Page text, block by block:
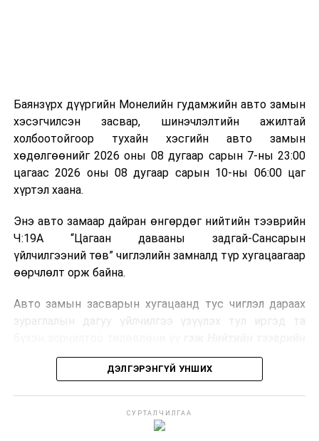
болон дулааны эрчим хүч үйлдвэрлэхэд ашиглаж
болдог. Зарим технологийн хувьд шаталтын дараа
үлдэх үнснээс фосфор зэрэг ашигт эрдсийг сэргээн
авах боломжтой аж.
Япон, Герман, Швейцар, Нидерланд, Өмнөд Солонгос
зэрэг улс лаг хатаах, шатаах технологийг ашиглаж
байна. Тухайлбал, Германд лаг шатаах үйлдвэрээс
гарсан үнснээс фосфор сэргээн авах технологи
ашигладаг бол Нидерландад төвлөрсөн лаг
боловсруулах үйлдвэрүүдээр дулаан, цахилгаан
Ийнхүү лаг хатаах, шатаах технологийг лагийн
улсад өргөн ашиглаж байна.
Баянзүрх дүүргийн Монелийн гудамжийн авто замын
хэсэгчилсэн засвар, шинэчлэлтийн ажилтай
холбоотойгоор тухайн хэсгийн авто замын
хөдөлгөөнийг 2026 оны 08 дугаар сарын 7-ны 23:00
цагаас 2026 оны 08 дугаар сарын 10-ны 06:00 цаг
хүртэл хаана.
Энэ авто замаар дайран өнгөрдөг нийтийн тээврийн
Ч:19А “Цагаан давааны задгай-Сансарын
үйлчилгээний төв” чиглэлийн замналд түр хугацаагаар
өөрчлөлт орж байна.
Авто замын засварын хугацаанд тус чиглэл дараах
зураглалын дагуу үйлчилгээ үзүүлэх тул иргэд та
бодлогын газраас мэдээллээ.
ДЭЛГЭРЭНГҮЙ УНШИХ
СУРТАЛЧИЛГАА